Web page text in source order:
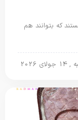
که بتوانند هم
2026